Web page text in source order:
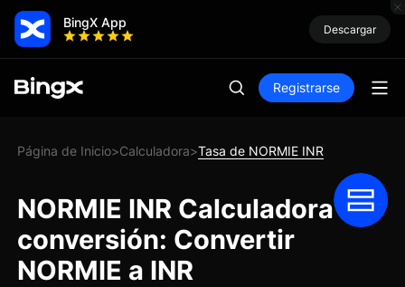
BingX App Descargar
Registrarse
Página de Inicio>Calculadora>Tasa de NORMIE INR
NORMIE INR Calculadora de
conversión: Convertir
NORMIE a INR